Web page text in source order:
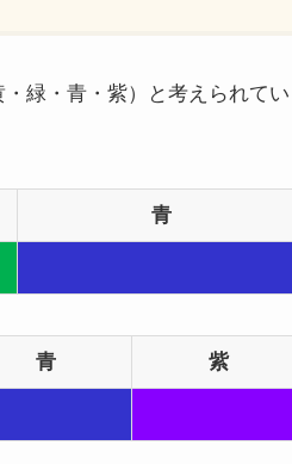
緑・青・紫）と考えられてい
青
青 紫